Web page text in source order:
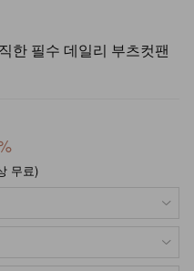
한 필수 데일리 부츠컷팬
무료)